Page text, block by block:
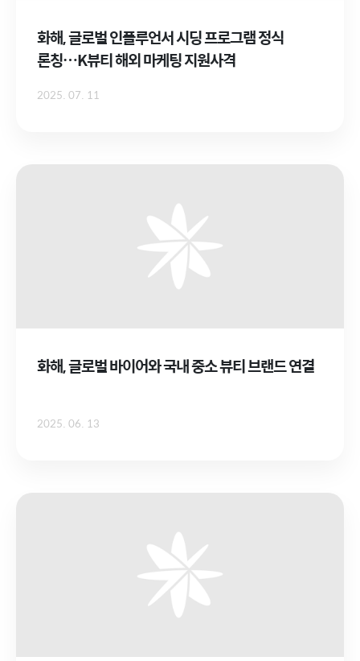
화해, 글로벌 인플루언서 시딩 프로그램 정식
론칭…K뷰티 해외 마케팅 지원사격
2025. 07. 11
화해, 글로벌 바이어와 국내 중소 뷰티 브랜드 연결
2025. 06. 13